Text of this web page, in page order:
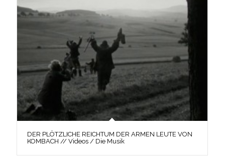
DER PLÖTZLICHE REICHTUM DER ARMEN LEUTE VON
KOMBACH // Videos / Die Musik